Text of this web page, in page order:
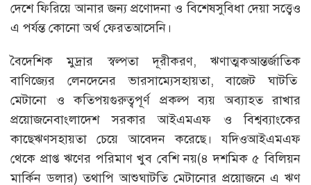
দেশে ফিরিয়ে আনার জন্য প্রণোদনা ও বিশেষসুবিধা দেয়া সত্ত্বেও
এ পর্যন্ত কোনো অর্থ ফেরতআসেনি।
বৈদেশিক মুদ্রার স্বল্পতা দূরীকরণ, ঋণাত্মকআন্তর্জাতিক
বাণিজ্যের লেনদেনের ভারসাম্যেসহায়তা, বাজেট ঘাটতি
মেটানো ও কতিপয়গুরুত্বপূর্ণ প্রকল্প ব্যয় অব্যাহত রাখার
প্রয়োজনেবাংলাদেশ সরকার আইএমএফ ও বিশ্বব্যাংকের
কাছেঋণসহায়তা চেয়ে আবেদন করেছে। যদিওআইএমএফ
থেকে প্রাপ্ত ঋণের পরিমাণ খুব বেশি নয়(৪ দশমিক ৫ বিলিয়ন
মার্কিন ডলার) তথাপি আশুঘাটতি মেটানোর প্রয়োজনে এ ঋণ